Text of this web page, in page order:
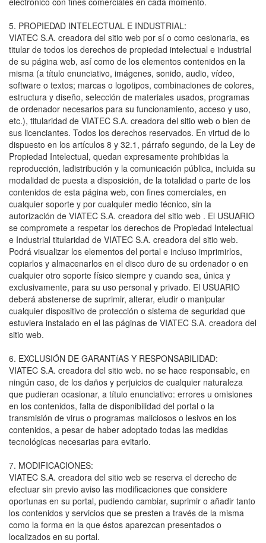
5. PROPIEDAD INTELECTUAL E INDUSTRIAL:
VIATEC S.A. creadora del sitio web por sí o como cesionaria, es
titular de todos los derechos de propiedad intelectual e industrial
de su página web, así como de los elementos contenidos en la
misma (a título enunciativo, imágenes, sonido, audio, vídeo,
software o textos; marcas o logotipos, combinaciones de colores,
estructura y diseño, selección de materiales usados, programas
de ordenador necesarios para su funcionamiento, acceso y uso,
etc.), titularidad de VIATEC S.A. creadora del sitio web o bien de
sus licenciantes. Todos los derechos reservados. En virtud de lo
dispuesto en los artículos 8 y 32.1, párrafo segundo, de la Ley de
Propiedad Intelectual, quedan expresamente prohibidas la
reproducción, ladistribución y la comunicación pública, incluida su
modalidad de puesta a disposición, de la totalidad o parte de los
contenidos de esta página web, con fines comerciales, en
cualquier soporte y por cualquier medio técnico, sin la
autorización de VIATEC S.A. creadora del sitio web . El USUARIO
se compromete a respetar los derechos de Propiedad Intelectual
e Industrial titularidad de VIATEC S.A. creadora del sitio web.
Podrá visualizar los elementos del portal e incluso imprimirlos,
copiarlos y almacenarlos en el disco duro de su ordenador o en
cualquier otro soporte físico siempre y cuando sea, única y
exclusivamente, para su uso personal y privado. El USUARIO
deberá abstenerse de suprimir, alterar, eludir o manipular
cualquier dispositivo de protección o sistema de seguridad que
estuviera instalado en el las páginas de VIATEC S.A. creadora del
sitio web.
6. EXCLUSIÓN DE GARANTíAS Y RESPONSABILIDAD:
VIATEC S.A. creadora del sitio web. no se hace responsable, en
ningún caso, de los daños y perjuicios de cualquier naturaleza
que pudieran ocasionar, a título enunciativo: errores u omisiones
en los contenidos, falta de disponibilidad del portal o la
transmisión de virus o programas maliciosos o lesivos en los
contenidos, a pesar de haber adoptado todas las medidas
tecnológicas necesarias para evitarlo.
7. MODIFICACIONES:
VIATEC S.A. creadora del sitio web se reserva el derecho de
efectuar sin previo aviso las modificaciones que considere
oportunas en su portal, pudiendo cambiar, suprimir o añadir tanto
los contenidos y servicios que se presten a través de la misma
como la forma en la que éstos aparezcan presentados o
localizados en su portal.